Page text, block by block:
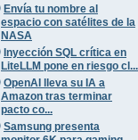
Envía tu nombre al
espacio con satélites de la
NASA
Inyección SQL crítica en
LiteLLM pone en riesgo cl...
OpenAI lleva su IA a
Amazon tras terminar
pacto co...
Samsung presenta